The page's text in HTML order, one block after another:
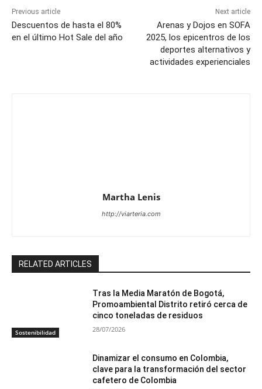
Previous article
Descuentos de hasta el 80%
en el último Hot Sale del año
Next article
Arenas y Dojos en SOFA
2025, los epicentros de los
deportes alternativos y
actividades experienciales
Martha Lenis
http://viarteria.com
RELATED ARTICLES
Sostenibilidad
Tras la Media Maratón de Bogotá,
Promoambiental Distrito retiró cerca de
cinco toneladas de residuos
28/07/2026
Dinamizar el consumo en Colombia,
clave para la transformación del sector
cafetero de Colombia